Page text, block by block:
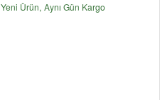
Yeni Ürün Aynı Gün Kargo